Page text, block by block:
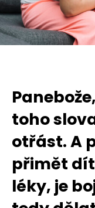
toho
otřást. A
přimět d
léky, je